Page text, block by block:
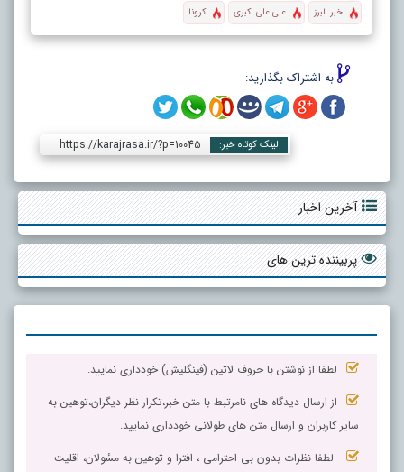
خبر البرز
علی علی اکبری کرونا
به اشتراک بگذارید:
لینک کوتاه خبر: https://karajrasa.ir/?p=10045
آخرین اخبار
پربیننده ترین های
لطفا از نوشتن با حروف لاتین (فینگلیش) خودداری نمایید.
از ارسال دیدگاه های نامرتبط با متن خبر،تکرار نظر دیگران،توهین به
سایر کاربران و ارسال متن های طولانی خودداری نمایید.
لطفا نظرات بدون بی احترامی ، افترا و توهین به مسٔولان، اقلیت